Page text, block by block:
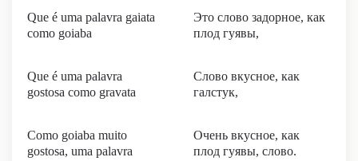
Que é uma palavra gaiata
como goiaba
Это слово задорное, как
плод гуявы,
Que é uma palavra
gostosa como gravata
Слово вкусное, как
галстук,
Como goiaba muito
gostosa, uma palavra
Очень вкусное, как
плод гуявы, слово.